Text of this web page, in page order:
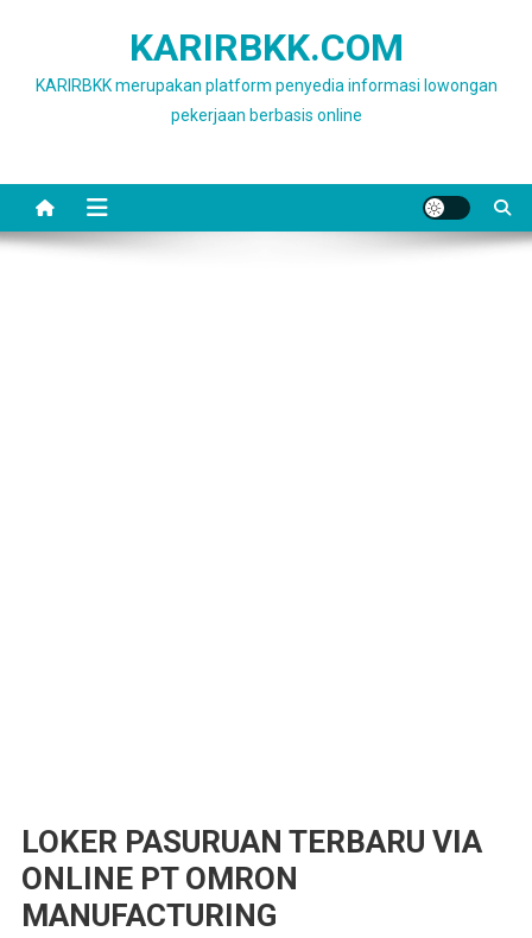
KARIRBKK.COM
KARIRBKK merupakan platform penyedia informasi lowongan
pekerjaan berbasis online
LOKER PASURUAN TERBARU VIA
ONLINE PT OMRON
MANUFACTURING